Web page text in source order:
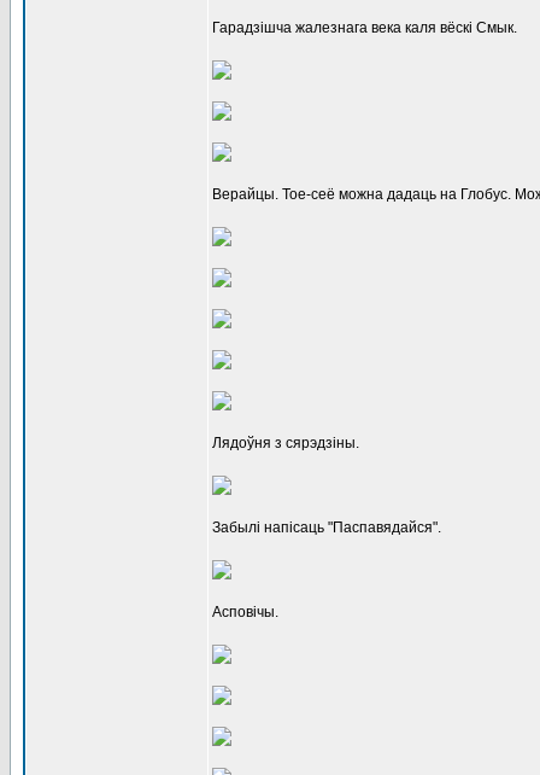
Гарадзішча жалезнага века каля вёскі Смык.
Верайцы. Тое-сеё можна дадаць на Глобус.
Лядоўня з сярэдзіны.
Забылі напісаць "Паспавядайся".
Асповічы.